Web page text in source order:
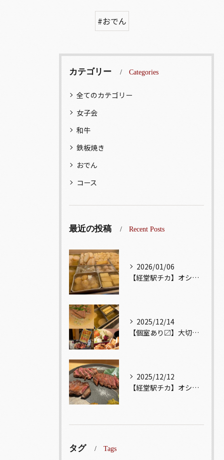
#おでん
カテゴリー Categories
全てのカテゴリー
女子会
和牛
鉄板焼き
おでん
コース
最近の投稿 Recent Posts
2026/01/06
【経堂駅チカ】オシャレ居酒屋🏮出汁が美味しいおでんがオススメ...
2025/12/14
【個室あり〼】大切な記念日、お祝い事でのご来店ぜひお待ちして...
2025/12/12
【経堂駅チカ】オシャレ居酒屋🏮自慢のお肉が楽しめる🐃お得なコ...
タグ Tags